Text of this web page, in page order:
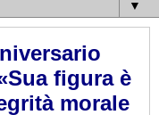
▼
figura è
morale